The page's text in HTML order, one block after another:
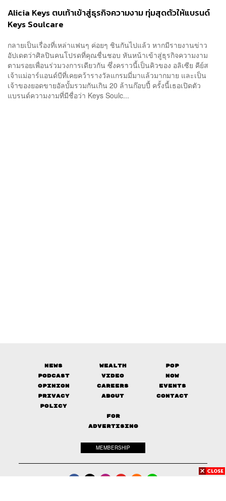
Alicia Keys ตบเท้าเข้าสู่ธุรกิจความงาม ทุ่มสุดตัวให้แบรนด์
Keys Soulcare
กลายเป็นเรื่องที่เหล่าแฟนๆ ค่อยๆ ชินกันไปแล้ว หากมีรายงานข่าว
อัปเดตว่าศิลปินคนโปรดที่คุณชื่นชอบ หันหน้าเข้าสู่ธุรกิจความงาม
ตามรอยเพื่อนร่วมวงการเดียวกัน ซึ่งคราวนี้เป็นคิวของ อลิเซีย คีย์ส
เจ้าแม่อาร์แอนด์บีที่เคยคว้ารางวัลแกรมมี่มาแล้วมากมาย และเป็น
เจ้าของยอดขายอัลบั้มรวมกันเกิน 20 ล้านก๊อบปี้ ครั้งนี้เธอเปิดตัว
แบรนด์ความงามที่มีชื่อว่า Keys Soulc...
News Wealth
Pop
Podcast
Video
Now
Opinion
Careers
Events
Privacy
Policy
About Contact
FOR
ADVERTISING
MEMBERSHIP